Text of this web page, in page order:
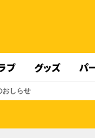
ブ グッズ パ
おしらせ